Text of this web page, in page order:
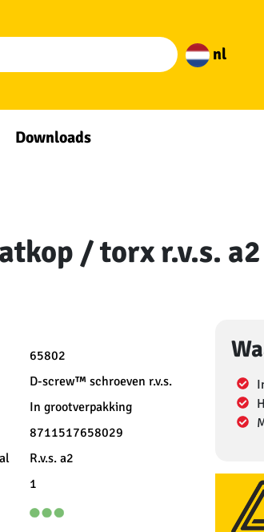
nl
Downloads
/ torx r.v.s.
65802
D-screw™ schroeven r.v.s.
In grootverpakking
8711517658029
R.v.s. a2
1